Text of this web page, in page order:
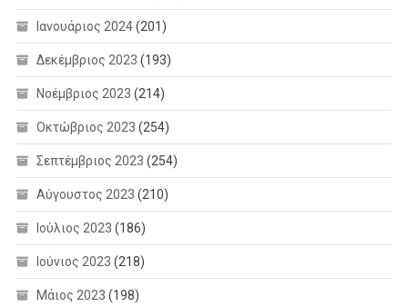
Ιανουάριος 2024(201)
Δεκέμβριος 2023 (193)
Νοέμβριος 2023 (214)
Οκτώβριος 2023 (254)
Σεπτέμβριος 2023 (254)
Αύγουστος 2023 (210)
Ιούλιος 2023 (186)
Ιούνιος 2023 (218)
Μάιος 2023 (198)